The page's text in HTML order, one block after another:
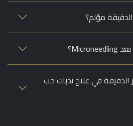
في علاج ندبات حب